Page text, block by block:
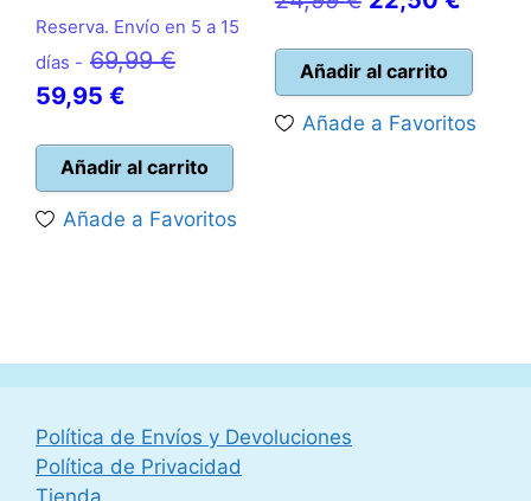
Reserva. Envío en 5 a 15
días - 69,99€El
era:
69,99 €.
59,95 €
actual
es:
59,95 €.
Añadir al carrito
Añade a Favoritos
original
era:
24,99 €.
es:
22,50
Añadir al carrito
Añade a Favoritos
Política de Envíos y Devoluciones
Política de Privacidad